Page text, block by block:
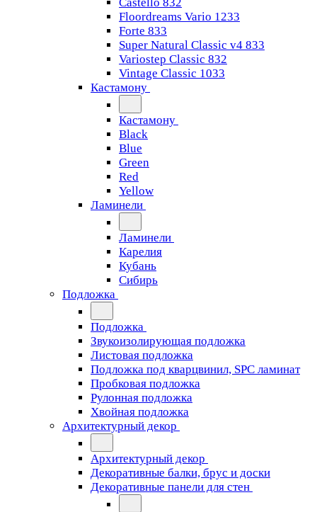
Floordreams Vario 1233
Forte 833
Super Natural Classic v4 833
Variostep Classic 832
Vintage Classic 1033
Кастамону
Кастамону
Black
Blue
Green
Red
Yellow
Ламинели
Ламинели
Карелия
Кубань
Сибирь
Подложка
Подложка
Звукоизолирующая подложка
Листовая подложка
Подложка под кварцвинил, SPC ламинат
Пробковая подложка
Рулонная подложка
Хвойная подложка
Архитектурный декор
Архитектурный декор
Декоративные балки, брус и доски
Декоративные панели для стен